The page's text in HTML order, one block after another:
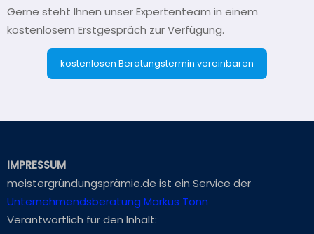
Gerne steht Ihnen unser Expertenteam in einem
kostenlosem Erstgespräch zur Verfügung.
kostenlosen Beratungstermin vereinbaren
IMPRESSUM
meistergründungsprämie.de ist ein Service der
Unternehmendsberatung Markus Tonn
Verantwortlich für den Inhalt: